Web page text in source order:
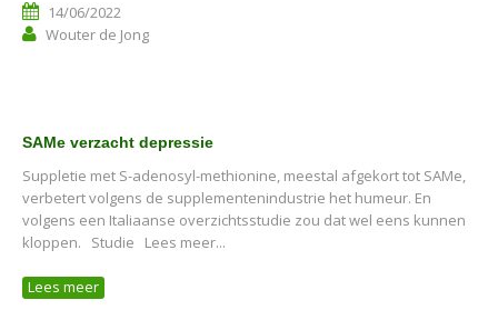
14/06/2022
Wouter de Jong
SAMe verzacht depressie
Suppletie met S-adenosyl-methionine, meestal afgekort tot SAMe,
verbetert volgens de supplementenindustrie het humeur. En
volgens een Italiaanse overzichtsstudie zou dat wel eens kunnen
kloppen. Studie Lees meer...
Lees meer